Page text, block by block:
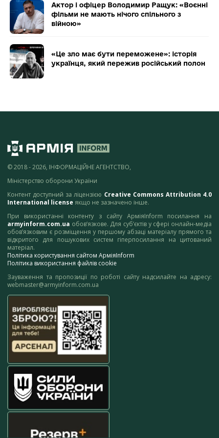
Актор і офіцер Володимир Ращук: «Воєнні
фільми не мають нічого спільного з
війною»
«Це зло має бути переможене»: історія
українця, який пережив російський полон
© 2018 - 2026, ІНФОРМАЦІЙНЕ АГЕНТСТВО,
Міністерство оборони України
Контент доступний за ліцензією Creative Commons Attribution 4.0
International license якщо не зазначено інше.
При використанні контенту з сайту АрміяInform посилання на
armyinform.com.ua обов’язкове. Для суб’єктів у сфері онлайн-медіа
обов’язковим є розміщення у першому абзаці матеріалу прямого та
відкритого для пошукових систем гіперпосилання на цитований
матеріал.
Політика користування сайтом АрміяInform
Політика використання файлів cookie
Зауваження та пропозиції по роботі сайту надсилайте на адресу:
webmaster@armyinform.com.ua